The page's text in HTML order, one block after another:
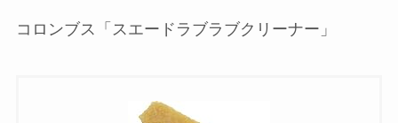
コロンブス「スエードラブラブクリーナー」